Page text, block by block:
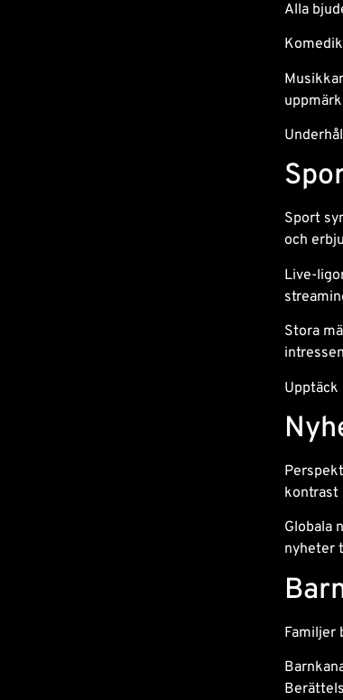
Alla
Sport
och
Live-
Stora
Upptäck
kontrast
Globala
nyheter
Familjer